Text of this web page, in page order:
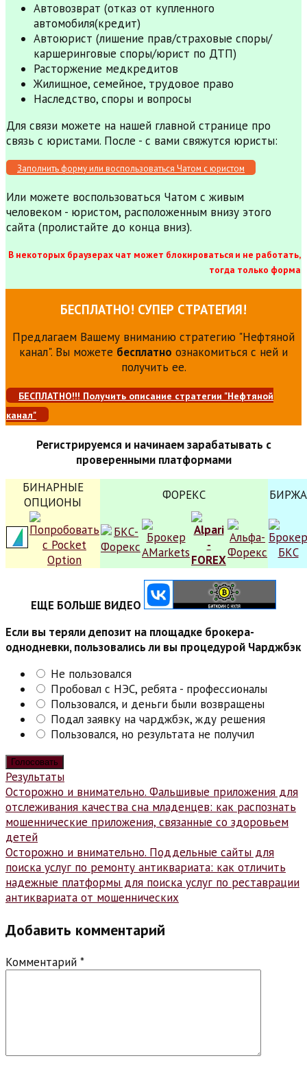
Автовозврат (отказ от купленного
автомобиля(кредит)
Автоюрист (лишение прав/страховые споры/
каршеринговые споры/юрист по ДТП)
Расторжение медкредитов
Жилищное, семейное, трудовое право
Наследство, споры и вопросы
Для связи можете на нашей главной странице про
связь с юристами. После - с вами свяжутся юристы:
Заполнить форму или воспользоваться Чатом с юристом
Или можете воспользоваться Чатом с живым
человеком - юристом, расположенным внизу этого
сайта (пролистайте до конца вниз).
В некоторых браузерах чат может блокироваться и не работать,
тогда только форма
БЕСПЛАТНО! СУПЕР СТРАТЕГИЯ!
Предлагаем Вашему вниманию стратегию "Нефтяной
канал". Вы можете бесплатно ознакомиться с ней и
получить ее.
БЕСПЛАТНО!!! Получить описание стратегии "Нефтяной
канал"
Регистрируемся и начинаем зарабатывать с
проверенными платформами
БИНАРНЫЕ
ОПЦИОНЫ
ФОРЕКС БИРЖА
ЕЩЕ БОЛЬШЕ ВИДЕО
Если вы теряли депозит на площадке брокера-
однодневки, пользовались ли вы процедурой Чарджбэк
Не пользовался
Пробовал с НЭС, ребята - профессионалы
Пользовался, и деньги были возвращены
Подал заявку на чарджбэк, жду решения
Пользовался, но результата не получил
Результаты
Навигация
по
записям
Осторожно и внимательно. Фальшивые приложения для
отслеживания качества сна младенцев: как распознать
мошеннические приложения, связанные со здоровьем
детей
Осторожно и внимательно. Поддельные сайты для
поиска услуг по ремонту антиквариата: как отличить
надежные платформы для поиска услуг по реставрации
антиквариата от мошеннических
Добавить комментарий
Комментарий *